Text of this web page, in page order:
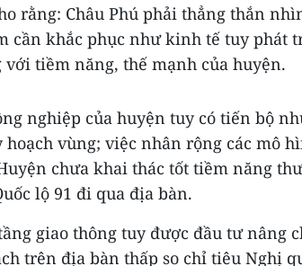
rằng: Châu Phú phải thẳng thắn
cần khắc phục như kinh tế tuy phát
tiềm năng, thế mạnh của huyện.
nghiệp của huyện tuy có tiến bộ
hoạch vùng; việc nhân rộng các mô
chưa khai thác tốt tiềm năng
lộ 91 đi qua địa bàn.
giao thông tuy được đầu tư nâng
trên địa bàn thấp so chỉ tiêu Nghị